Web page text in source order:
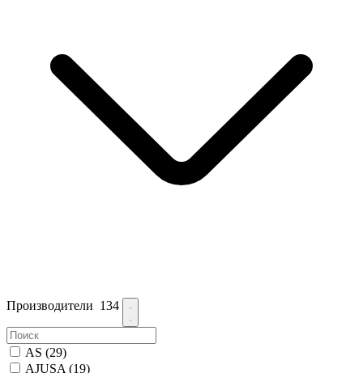
Производители 134
AS (29)
AJUSA (19)